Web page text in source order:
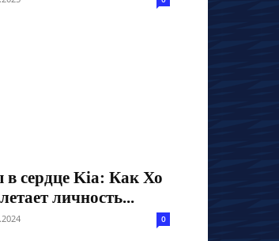
в сердце Kia: Как Хо
личность...
0